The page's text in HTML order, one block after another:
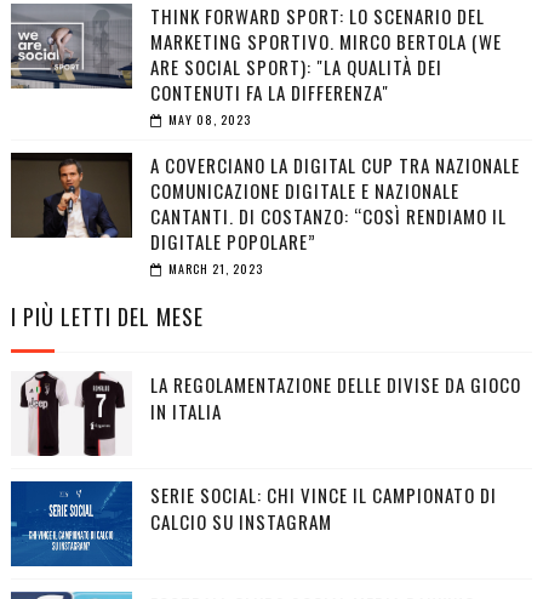
THINK FORWARD SPORT: LO SCENARIO DEL
MARKETING SPORTIVO. MIRCO BERTOLA (WE
ARE SOCIAL SPORT): "LA QUALITÀ DEI
CONTENUTI FA LA DIFFERENZA"
MAY 08, 2023
A COVERCIANO LA DIGITAL CUP TRA NAZIONALE
COMUNICAZIONE DIGITALE E NAZIONALE
CANTANTI. DI COSTANZO: “COSÌ RENDIAMO IL
DIGITALE POPOLARE”
MARCH 21, 2023
I PIÙ LETTI DEL MESE
LA REGOLAMENTAZIONE DELLE DIVISE DA GIOCO
IN ITALIA
SERIE SOCIAL: CHI VINCE IL CAMPIONATO DI
CALCIO SU INSTAGRAM